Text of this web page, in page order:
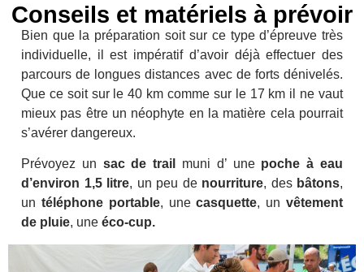
Conseils et matériels à prévoir
Bien que la préparation soit sur ce type d’épreuve très
individuelle, il est impératif d’avoir déjà effectuer des
parcours de longues distances avec de forts dénivelés.
Que ce soit sur le 40 km comme sur le 17 km il ne vaut
mieux pas être un néophyte en la matière cela pourrait
s’avérer dangereux.
Prévoyez un sac de trail muni d’ une poche à eau
d’environ 1,5 litre, un peu de nourriture, des bâtons,
un téléphone portable, unecasquette, unvêtement
de pluie, une éco-cup.